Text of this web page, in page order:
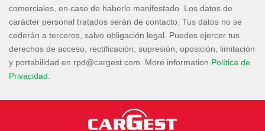
comerciales, en caso de haberlo manifestado. Los datos de
carácter personal tratados serán de contacto. Tus datos no se
cederán a terceros, salvo obligación legal. Puedes ejercer tus
derechos de acceso, rectificación, supresión, oposición, limitación
y portabilidad en
. More information Política de
Privacidad